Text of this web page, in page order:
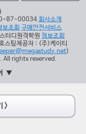
87-00034회사소개
보조회 구매안전서비스
터디원격학원 정보조회
스팅제공자 : (주)케이티
)
rights reserved.
>